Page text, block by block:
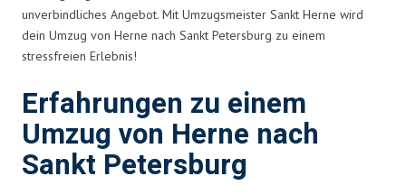
unverbindliches Angebot. Mit Umzugsmeister Sankt Herne wird
dein Umzug von Herne nach Sankt Petersburg zu einem
stressfreien Erlebnis!
Erfahrungen zu einem
Umzug von Herne nach
Sankt Petersburg